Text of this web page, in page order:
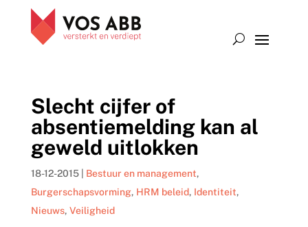
Slecht cijfer of
absentiemelding kan al
geweld uitlokken
18-12-2015| Bestuur en management,
Burgerschapsvorming, HRM beleid, Identiteit,
Nieuws, Veiligheid